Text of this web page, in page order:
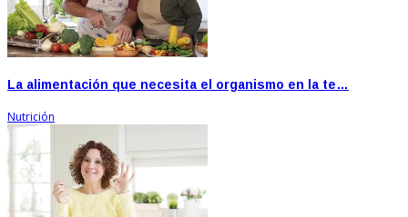
La alimentación que necesita el organismo en la te…
Nutrición